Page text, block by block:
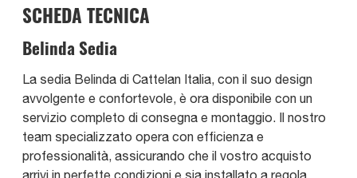
SCHEDA TECNICA
Belinda Sedia
La sedia Belinda di Cattelan Italia, con il suo design
avvolgente e confortevole, è ora disponibile con un
servizio completo di consegna e montaggio. Il nostro
team specializzato opera con efficienza e
professionalità, assicurando che il vostro acquisto
arrivi in perfette condizioni e sia installato a regola